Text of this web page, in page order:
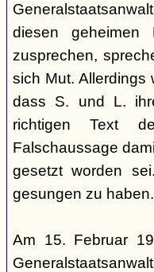
diesen
zusprechen,
sich Mut. Allerdings
dass S. und L.
richtigen Text
Falschaussage
gesetzt worden
gesungen zu haben.
Am 15. Februar